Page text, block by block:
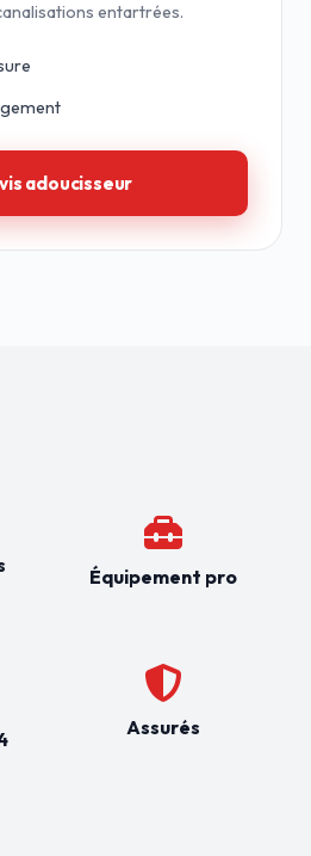
entartrées.
adoucisseur
Équipement pro
Assurés